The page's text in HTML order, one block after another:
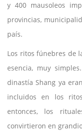
y 400 mausoleos
provincias,
país.
Los ritos fúnebres de
esencia, muy
dinastía Shang ya
incluidos en los
entonces, los
convirtieron en